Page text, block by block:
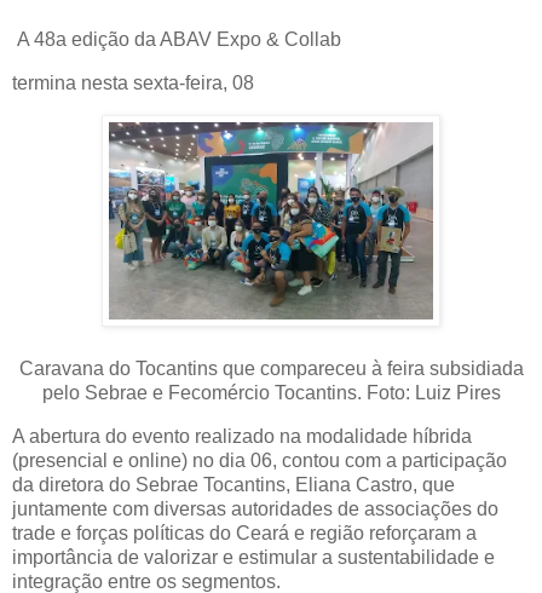
A 48a edição da ABAV Expo & Collab
termina nesta sexta-feira, 08
Caravana do Tocantins que compareceu à feira subsidiada
pelo Sebrae e Fecomércio Tocantins. Foto: Luiz Pires
A abertura do evento realizado na modalidade híbrida
(presencial e online) no dia 06, contou com a participação
da diretora do Sebrae Tocantins, Eliana Castro, que
juntamente com diversas autoridades de associações do
trade e forças políticas do Ceará e região reforçaram a
importância de valorizar e estimular a sustentabilidade e
integração entre os segmentos.